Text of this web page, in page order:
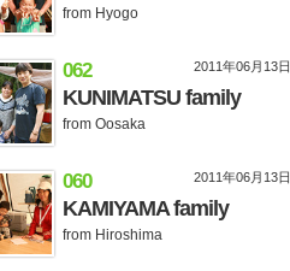
from Hyogo
2011年06月13日
062
KUNIMATSU family
from Oosaka
2011年06月13日
060
KAMIYAMA family
from Hiroshima